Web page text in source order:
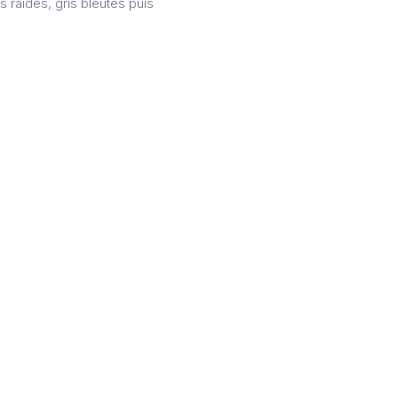
raides, gris bleutés puis